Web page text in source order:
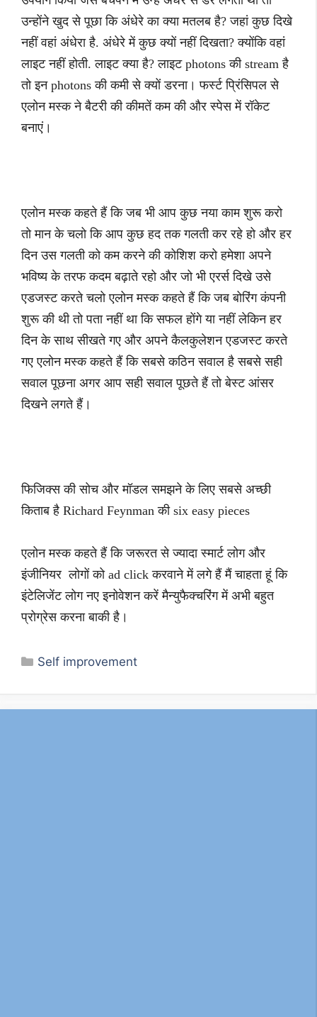
उन्होंने खुद से पूछा कि अंधेरे का क्या मतलब है? जहां कुछ दिखे
नहीं वहां अंधेरा है. अंधेरे में कुछ क्यों नहीं दिखता? क्योंकि वहां
लाइट नहीं होती. लाइट क्या है? लाइट photons की stream है
तो इन photons की कमी से क्यों डरना। फर्स्ट प्रिंसिपल से
एलोन मस्क ने बैटरी की कीमतें कम की और स्पेस में रॉकेट
बनाएं।
एलोन मस्क कहते हैं कि जब भी आप कुछ नया काम शुरू करो
तो मान के चलो कि आप कुछ हद तक गलती कर रहे हो और हर
दिन उस गलती को कम करने की कोशिश करो हमेशा अपने
भविष्य के तरफ कदम बढ़ाते रहो और जो भी एरर्स दिखे उसे
एडजस्ट करते चलो एलोन मस्क कहते हैं कि जब बोरिंग कंपनी
शुरू की थी तो पता नहीं था कि सफल होंगे या नहीं लेकिन हर
दिन के साथ सीखते गए और अपने कैलकुलेशन एडजस्ट करते
गए एलोन मस्क कहते हैं कि सबसे कठिन सवाल है सबसे सही
सवाल पूछना अगर आप सही सवाल पूछते हैं तो बेस्ट आंसर
दिखने लगते हैं।
फिजिक्स की सोच और मॉडल समझने के लिए सबसे अच्छी
किताब है Richard Feynman की six easy pieces
एलोन मस्क कहते हैं कि जरूरत से ज्यादा स्मार्ट लोग और
इंजीनियर लोगों को ad click करवाने में लगे हैं मैं चाहता हूं कि
इंटेलिजेंट लोग नए इनोवेशन करें मैन्युफैक्चरिंग में अभी बहुत
प्रोग्रेस करना बाकी है।
Categories
Self improvement